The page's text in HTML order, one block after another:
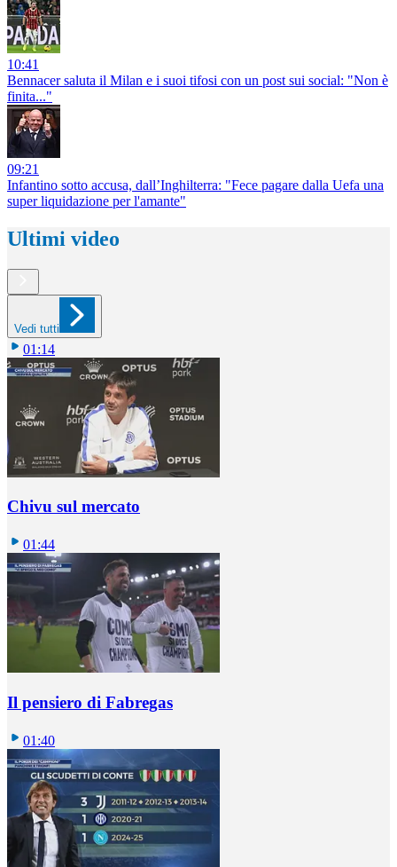
10:41
Bennacer saluta il Milan e i suoi tifosi con un post sui social: "Non è
finita..."
09:21
Infantino sotto accusa, dall’Inghilterra: "Fece pagare dalla Uefa una
super liquidazione per l'amante"
Ultimi video
Vedi tutti
01:14
Chivu sul mercato
01:44
Il pensiero di Fabregas
01:40